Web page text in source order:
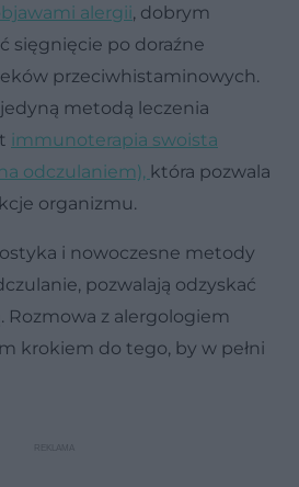
alergii, dobrym
sięgnięcie po doraźne
przeciwhistaminowych.
metodą leczenia
immunoterapia swoista
odczulaniem), która pozwala
organizmu.
i nowoczesne metody
pozwalają odzyskać
Rozmowa z alergologiem
krokiem do tego, by w pełni